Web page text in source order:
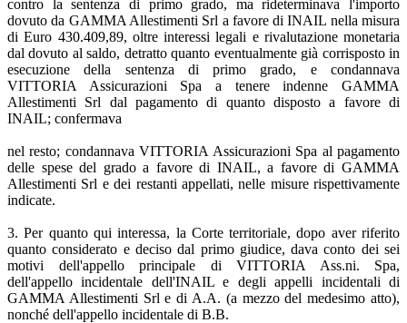
contro la sentenza di primo grado, ma rideterminava l'importo
dovuto da GAMMA Allestimenti Srl a favore di INAIL nella misura
di Euro 430.409,89, oltre interessi legali e rivalutazione monetaria
dal dovuto al saldo, detratto quanto eventualmente già corrisposto in
esecuzione della sentenza di primo grado, e condannava
VITTORIA Assicurazioni Spa a tenere indenne GAMMA
Allestimenti Srl dal pagamento di quanto disposto a favore di
INAIL; confermava
nel resto; condannava VITTORIA Assicurazioni Spa al pagamento
delle spese del grado a favore di INAIL, a favore di GAMMA
Allestimenti Srl e dei restanti appellati, nelle misure rispettivamente
indicate.
3. Per quanto qui interessa, la Corte territoriale, dopo aver riferito
quanto considerato e deciso dal primo giudice, dava conto dei sei
motivi dell'appello principale di VITTORIA Ass.ni. Spa,
dell'appello incidentale dell'INAIL e degli appelli incidentali di
GAMMA Allestimenti Srl e di A.A. (a mezzo del medesimo atto),
nonché dell'appello incidentale di B.B.